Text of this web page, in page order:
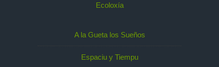
Ecoloxía
A la Gueta los Sueños
Espaciu y Tiempu